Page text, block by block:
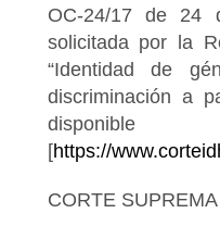
OC-24/17 de 24
solicitada por la
“Identidad de
discriminación a
[https://
CORTE